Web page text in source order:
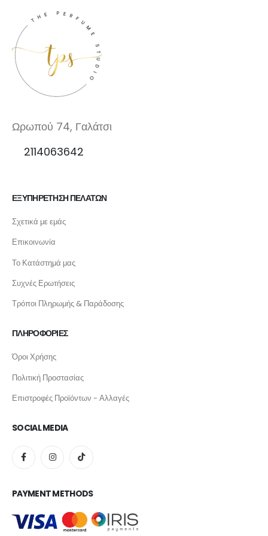
Ωρωπού 74, Γαλάτσι
2114063642
ΕΞΥΠΗΡΕΤΗΣΗ ΠΕΛΑΤΩΝ
Σχετικά με εμάς
Επικοινωνία
Το Κατάστημά μας
Συχνές Ερωτήσεις
Τρόποι Πληρωμής & Παράδοσης
ΠΛΗΡΟΦΟΡΙΕΣ
Όροι Χρήσης
Πολιτική Προστασίας
Επιστροφές Προϊόντων - Αλλαγές
SOCIAL MEDIA
PAYMENT METHODS